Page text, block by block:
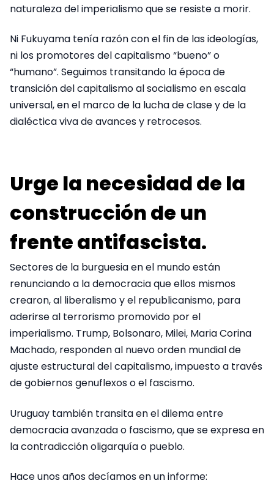
naturaleza del imperialismo que se resiste a morir.
Ni Fukuyama tenía razón con el fin de las ideologías,
ni los promotores del capitalismo “bueno” o
“humano”. Seguimos transitando la época de
transición del capitalismo al socialismo en escala
universal, en el marco de la lucha de clase y de la
dialéctica viva de avances y retrocesos.
Urge la necesidad de la
construcción de un
frente antifascista.
Sectores de la burguesia en el mundo están
renunciando a la democracia que ellos mismos
crearon, al liberalismo y el republicanismo, para
aderirse al terrorismo promovido por el
imperialismo. Trump, Bolsonaro, Milei, Maria Corina
Machado, responden al nuevo orden mundial de
ajuste estructural del capitalismo, impuesto a través
de gobiernos genuflexos o el fascismo.
Uruguay también transita en el dilema entre
democracia avanzada o fascismo, que se expresa en
la contradicción oligarquía o pueblo.
Hace unos años decíamos en un informe: